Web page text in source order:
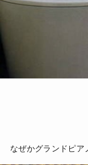
なぜかグランドピア